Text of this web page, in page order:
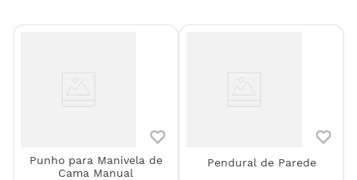
Punho para Manivela de
Cama Manual
Pendural de Parede